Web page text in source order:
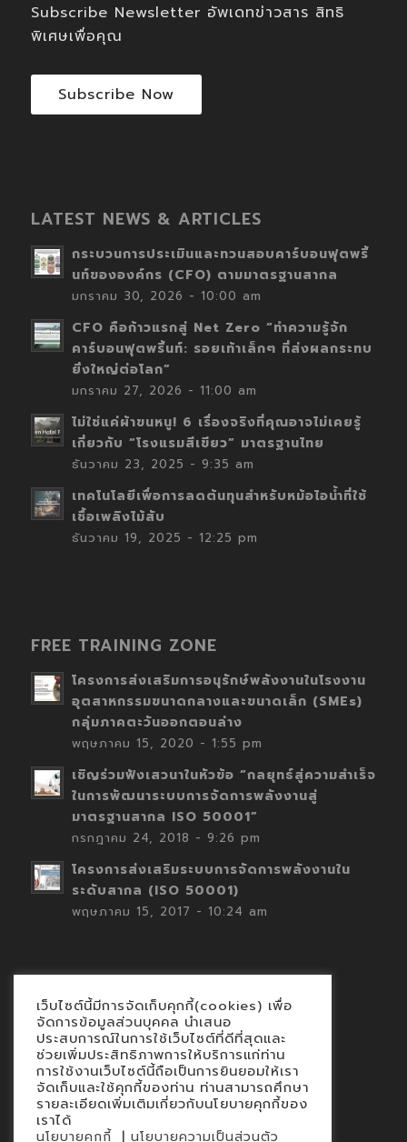
Subscribe Newsletter อัพเดทข่าวสาร สิทธิ
พิเศษเพื่อคุณ
Subscribe Now
LATEST NEWS & ARTICLES
กระบวนการประเมินและทวนสอบคาร์บอนฟุตพริ้
นท์ขององค์กร (CFO) ตามมาตรฐานสากล
มกราคม 30, 2026 - 10:00 am
CFO คือก้าวแรกสู่ Net Zero “ทำความรู้จัก
คาร์บอนฟุตพริ้นท์: รอยเท้าเล็กๆ ที่ส่งผลกระทบ
ยิ่งใหญ่ต่อโลก”
มกราคม 27, 2026 - 11:00 am
ไม่ใช่แค่ผ้าขนหนู! 6 เรื่องจริงที่คุณอาจไม่เคยรู้
เกี่ยวกับ “โรงแรมสีเขียว” มาตรฐานไทย
ธันวาคม 23, 2025 - 9:35 am
เทคโนโลยีเพื่อการลดต้นทุนสำหรับหม้อไอน้ำที่ใช้
เชื้อเพลิงไม้สับ
ธันวาคม 19, 2025 - 12:25 pm
FREE TRAINING ZONE
โครงการส่งเสริมการอนุรักษ์พลังงานในโรงงาน
อุตสาหกรรมขนาดกลางและขนาดเล็ก (SMEs)
กลุ่มภาคตะวันออกตอนล่าง
พฤษภาคม 15, 2020 - 1:55 pm
เชิญร่วมฟังเสวนาในหัวข้อ “กลยุทธ์สู่ความสำเร็จ
ในการพัฒนาระบบการจัดการพลังงานสู่
มาตรฐานสากล ISO 50001”
กรกฎาคม 24, 2018 - 9:26 pm
โครงการส่งเสริมระบบการจัดการพลังงานใน
ระดับสากล (ISO 50001)
พฤษภาคม 15, 2017 - 10:24 am
Contact
นโยบายคุกกี้
นโยบายข้อมูลส่วนบุคคล
เว็บไซต์นี้มีการจัดเก็บคุกกี้(cookies) เพื่อ
จัดการข้อมูลส่วนบุคคล นำเสนอ
ประสบการณ์ในการใช้เว็บไซต์ที่ดีที่สุดและ
ช่วยเพิ่มประสิทธิภาพการให้บริการแก่ท่าน
การใช้งานเว็บไซต์นี้ถือเป็นการยินยอมให้เรา
จัดเก็บและใช้คุกกี้ของท่าน ท่านสามารถศึกษา
รายละเอียดเพิ่มเติมเกี่ยวกับนโยบายคุกกี้ของ
เราได้
นโยบายคุกกี้ | นโยบายความเป็นส่วนตัว